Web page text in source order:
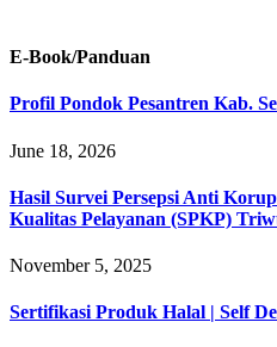
E-Book/Panduan
Profil Pondok Pesantren Kab.
June 18, 2026
Hasil Survei Persepsi Anti
Kualitas Pelayanan (SPKP)
November 5, 2025
Sertifikasi Produk Halal | Self